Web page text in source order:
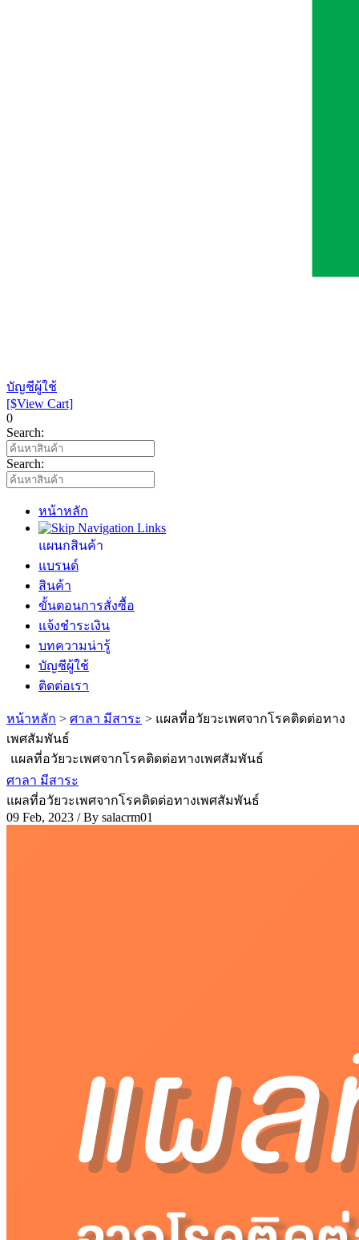
บัญชีผู้ใช้
[$View Cart]
0
Search:
Search:
หน้าหลัก
แผนกสินค้า
แบรนด์
สินค้า
ขั้นตอนการสั่งซื้อ
แจ้งชำระเงิน
บทความน่ารู้
บัญชีผู้ใช้
ติดต่อเรา
หน้าหลัก > ศาลา มีสาระ > แผลที่อวัยวะเพศจากโรคติดต่อทาง
เพศสัมพันธ์
แผลที่อวัยวะเพศจากโรคติดต่อทางเพศสัมพันธ์
ศาลา มีสาระ
แผลที่อวัยวะเพศจากโรคติดต่อทางเพศสัมพันธ์
09 Feb, 2023 / By salacrm01